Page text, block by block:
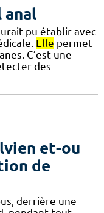
anal
pu établir avec
Elle permet
C’est une
des
et-ou
de
derrière une